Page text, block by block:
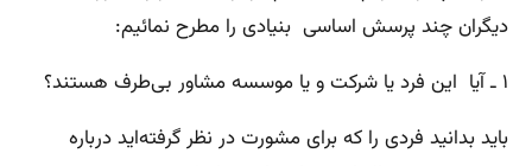
دیگران چند پرسش اساسی بنیادی را مطرح نمائیم:
۱ ـ آیا این فرد یا شرکت و یا موسسه مشاور بی‌طرف هستند؟
باید بدانید فردی را که برای مشورت در نظر گرفته‌اید درباره